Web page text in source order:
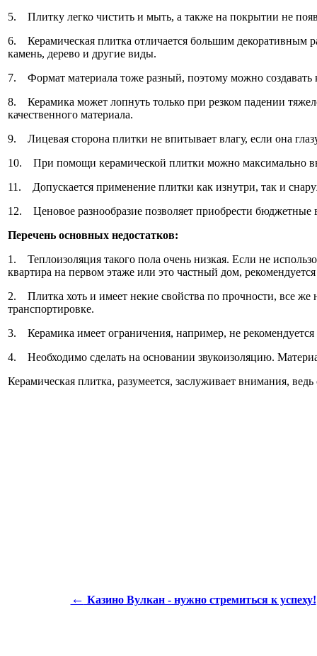
5. Плитку легко чистить и мыть, а также на покрытии не
6. Керамическая плитка отличается большим декоративным
камень, дерево и другие виды.
7. Формат материала тоже разный, поэтому можно создавать
8. Керамика может лопнуть только при резком падении
качественного материала.
9. Лицевая сторона плитки не впитывает влагу, если она
10. При помощи керамической плитки можно максимально
11. Допускается применение плитки как изнутри, так и
12. Ценовое разнообразие позволяет приобрести бюджетные
Перечень основных недостатков:
1. Теплоизоляция такого пола очень низкая. Если не
квартира на первом этаже или это частный дом,
2. Плитка хоть и имеет некие свойства по прочности, все же
транспортировке.
3. Керамика имеет ограничения, например, не рекомендуется
4. Необходимо сделать на основании звукоизоляцию.
Керамическая плитка, разумеется, заслуживает внимания,
← Казино Вулкан - нужно стремиться к успеху!